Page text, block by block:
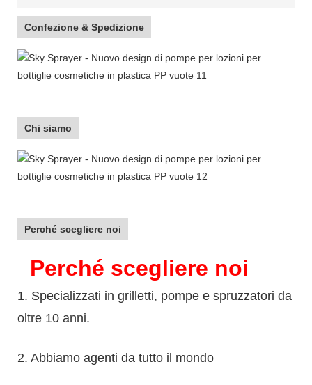
Confezione & Spedizione
Chi siamo
Perché scegliere noi
Perché scegliere noi
1. Specializzati in grilletti, pompe e spruzzatori da
oltre 10 anni.
2. Abbiamo agenti da tutto il mondo